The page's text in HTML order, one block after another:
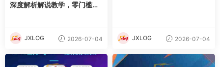
深度解析解说教学，零门槛玩
JXLOG 2026-07-04 JXLOG 2026-07-04